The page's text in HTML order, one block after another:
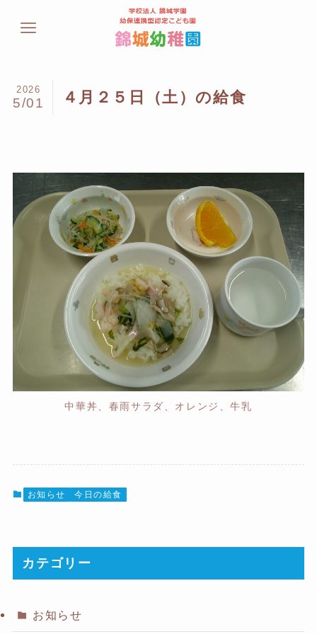
４月２５日（土）の給食
2026
5/01
中華丼、春雨サラダ、オレンジ、牛乳
お知らせ 今日の給食
カテゴリー
お知らせ